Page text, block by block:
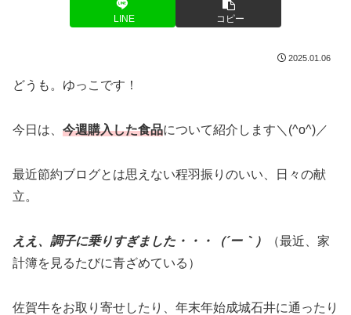
LINE コピー
2025.01.06
どうも。ゆっこです！
今日は、 今週購入した食品について紹介します＼(^o^)／
最近節約ブログとは思えない程羽振りのいい、日々の献
立。
ええ、調子に乗りすぎました・・・（´ー｀）
（最近、家
計簿を見るたびに青ざめている）
佐賀牛をお取り寄せしたり、年末年始成城石井に通ったり